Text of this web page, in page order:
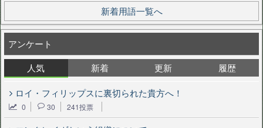
新着用語一覧へ
アンケート
人気
新着 更新 履歴
ロイ・フィリップスに裏切られた貴方へ！
0 30 241投票